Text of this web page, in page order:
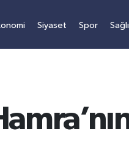
Siyaset Spor